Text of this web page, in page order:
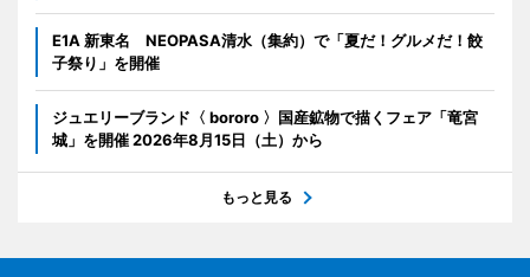
E1A 新東名 NEOPASA清水（集約）で「夏だ！グルメだ！餃
子祭り」を開催
ジュエリーブランド〈 bororo 〉国産鉱物で描くフェア「竜宮
城」を開催 2026年8月15日（土）から
もっと見る